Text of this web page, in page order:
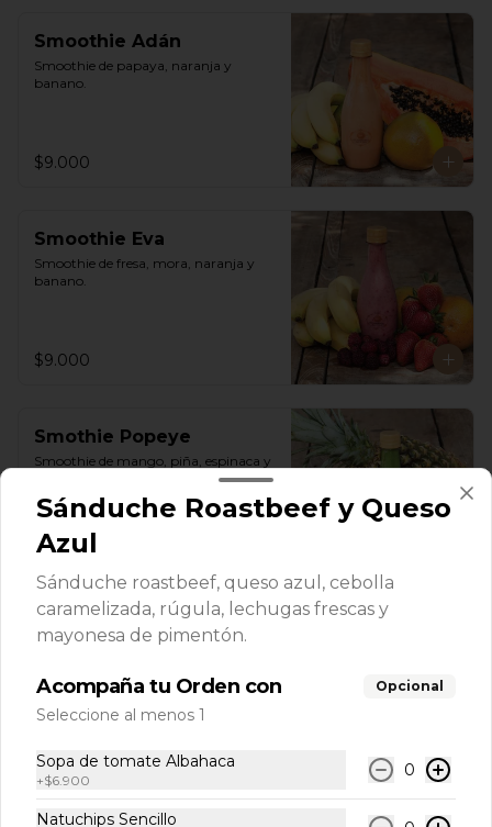
Smoothie Adán
Smoothie de papaya, naranja y
banano.
$9.000
Smoothie Eva
Smoothie de fresa, mora, naranja y
banano.
$9.000
Smothie Popeye
Smoothie de mango, piña, espinaca y
$9.000
Sopas
Mexicana Pecaminosa
aguacate y cilantro
Sánduche Roastbeef y Queso
Azul
Sánduche roastbeef, queso azul, cebolla
caramelizada, rúgula, lechugas frescas y
mayonesa de pimentón.
Acompaña tu Orden con Opcional
Seleccione al menos 1
Sopa de tomate Albahaca
+$6.900
0
Natuchips Sencillo